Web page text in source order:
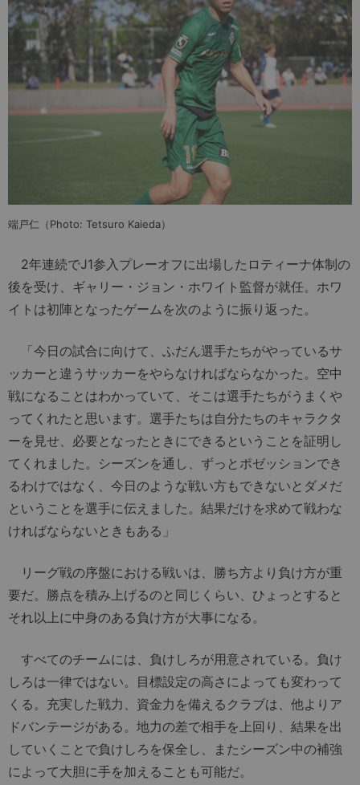
端戸仁（Photo: Tetsuro Kaieda）
2年連続でJ1参入プレーオフに出場したロティーナ体制の
後を受け、ギャリー・ジョン・ホワイト監督が就任。ホワ
イトは初陣となったゲームを次のように振り返った。
「今日の試合に向けて、ふだん選手たちがやっているサ
ッカーと違うサッカーをやらなければならなかった。空中
戦になることはわかっていて、そこは選手たちがうまくや
ってくれたと思います。選手たちは自分たちのキャラクタ
ーを見せ、必要となったときにできるということを証明し
てくれました。シーズンを通し、ずっとポゼッションでき
るわけではなく、今日のような戦い方もできないとダメだ
ということを選手に伝えました。結果だけを求めて戦わな
ければならないときもある」
リーグ戦の序盤における戦いは、勝ち方より負け方が重
要だ。勝点を積み上げるのと同じくらい、ひょっとすると
それ以上に中身のある負け方が大事になる。
すべてのチームには、負けしろが用意されている。負け
しろは一律ではない。目標設定の高さによっても変わって
くる。充実した戦力、資金力を備えるクラブは、他よりア
ドバンテージがある。地力の差で相手を上回り、結果を出
していくことで負けしろを保全し、またシーズン中の補強
によって大胆に手を加えることも可能だ。